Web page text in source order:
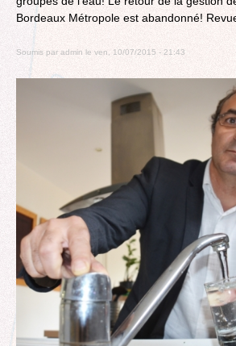
Bordeaux Métropole est abandonné!
Soumis paradmin le ven, 10/07/2015 - 21:43